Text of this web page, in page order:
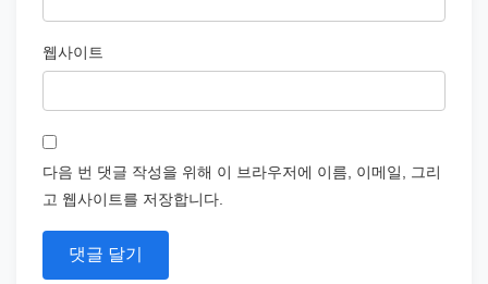
웹사이트
다음 번 댓글 작성을 위해 이 브라우저에 이름, 이메일, 그리
고 웹사이트를 저장합니다.